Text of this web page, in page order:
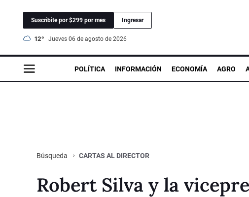
Suscribite por $299 por mes Ingresar
12° jueves 06 de agosto de 2026
POLÍTICA INFORMACIÓN ECONOMÍA AGRO
Búsqueda CARTAS AL DIRECTOR
Robert Silva y la